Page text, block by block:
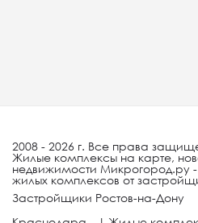
2008 - 2026 г. Все права
Жилые комплексы на карте,
недвижимости Микрогород.ру -
жилых комплексов от
Застройщики Ростов-на-Дону